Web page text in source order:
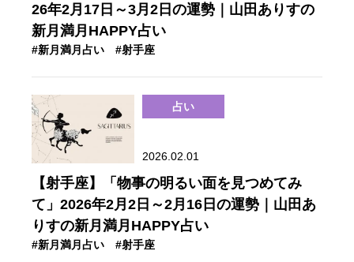
26年2月17日～3月2日の運勢｜山田ありすの
新月満月HAPPY占い
#新月満月占い #射手座
占い
2026.02.01
【射手座】「物事の明るい面を見つめてみ
て」2026年2月2日～2月16日の運勢｜山田あ
りすの新月満月HAPPY占い
#新月満月占い #射手座